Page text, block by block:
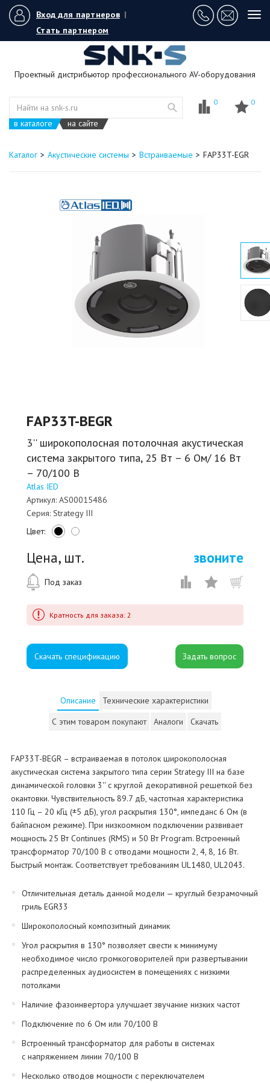
Вход для партнеров |
Стать партнером
Проектный дистрибьютор профессионального AV-оборудования
в каталоге на сайте
0 0
Каталог Акустические системы Встраиваемые FAP33T-EGR
FAP33T-BEGR
3'' широкополосная потолочная акустическая
система закрытого типа, 25 Вт – 6 Ом/ 16 Вт
– 70/100 В
Atlas IED
Артикул: AS00015486
Серия: Strategy III
Цвет:
Цена, шт. звоните
Под заказ
Кратность для заказа: 2
Скачать спецификацию
Описание
Технические характеристики
С этим товаром покупают
Аналоги Скачать
FAP33T-BEGR – встраиваемая в потолок широкополосная
акустическая система закрытого типа серии Strategy III на базе
динамической головки 3'' с круглой декоративной решеткой без
окантовки. Чувствительность 89.7 дБ, частотная характеристика
110 Гц – 20 кГц (±5 дБ), угол раскрытия 130°, импеданс 6 Ом (в
байпасном режиме). При низкоомном подключении развивает
мощность 25 Вт Continues (RMS) и 50 Вт Program. Встроенный
трансформатор 70/100 В с отводами мощности 2, 4, 8, 16 Вт.
Быстрый монтаж. Соответствует требованиям UL1480, UL2043.
Отличительная деталь данной модели — круглый безрамочный
гриль EGR33
Широкополосный композитный динамик
Угол раскрытия в 130° позволяет свести к минимуму
необходимое число громкоговорителей при развертывании
распределенных аудиосистем в помещениях с низкими
потолками
Наличие фазоинвертора улучшает звучание низких частот
Подключение по 6 Ом или 70/100 В
Встроенный трансформатор для работы в системах
с напряжением линии 70/100 В
Несколько отводов мощности с переключателем